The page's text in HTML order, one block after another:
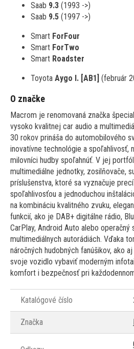
Saab 9.3 (1993 ->)
Saab 9.5 (1997 ->)
Smart ForFour
Smart ForTwo
Smart Roadster
Toyota Aygo I. [AB1] (február
O značke
Macrom je renomovaná značka
vysoko kvalitnej car audio a
30 rokov prináša do automobilového
inovatívne technológie a spoľahlivosť,
milovníci hudby spoľahnúť. V jej
multimediálne jednotky, zosilňovače,
príslušenstva, ktoré sa vyznačuje
spoľahlivosťou a jednoduchou
na kombináciu kvalitného zvuku,
funkcií, ako je DAB+ digitálne rádio,
CarPlay, Android Auto alebo
multimediálnych autorádiách. Vďaka
náročných hudobných fanúšikov, ako
svoje vozidlo vybaviť moderným
komfort i bezpečnosť pri
Katalógové číslo
Značka